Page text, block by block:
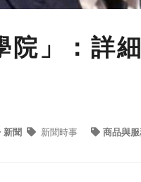
院」：詳
新聞 新聞時事 商品與